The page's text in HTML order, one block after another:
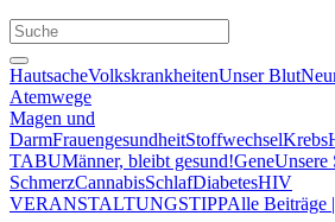
HautsacheVolkskrankheitenUnser Blut
Atemwege
Magen und
DarmFrauengesundheitStoffwechselKrebs
TABUMänner, bleibt gesund!GeneUnsere
SchmerzCannabisSchlafDiabetesHIV
VERANSTALTUNGSTIPPAlle Beiträge